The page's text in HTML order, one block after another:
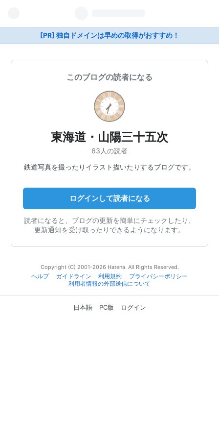
[PR] 独自ドメインは早めの取得がおすすめ！
このブログの読者になる
東海道・山陽三十五次
63人の読者
鉄道写真を撮ったりイラスト描いたりするブログです。
ログインして読者になる
読者になると、ブログの更新を簡単にチェックしたり、
更新通知を受け取ったりできるようになります。
Copyright (C) 2001-2026 Hatena. All Rights Reserved.
ヘルプ
ガイドライン 利用規約
プライバシーポリシー
利用者情報の外部送信について
日本語 PC版 ログイン